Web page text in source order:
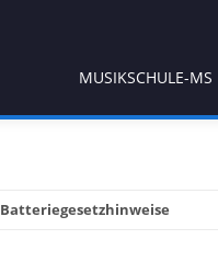
MUSIKSCHULE-MS
Batteriegesetzhinweise